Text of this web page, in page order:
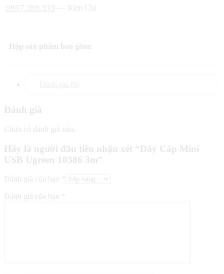
0857 288 333
— Kim Chi
Hộp sản phẩm bao gồm:
Đánh giá
Chưa có đánh giá nào.
Hãy là người đầu tiên nhận xét “Dây Cáp Mini
USB Ugreen 10386 3m”
Đánh giá của bạn
Đánh giá của bạn